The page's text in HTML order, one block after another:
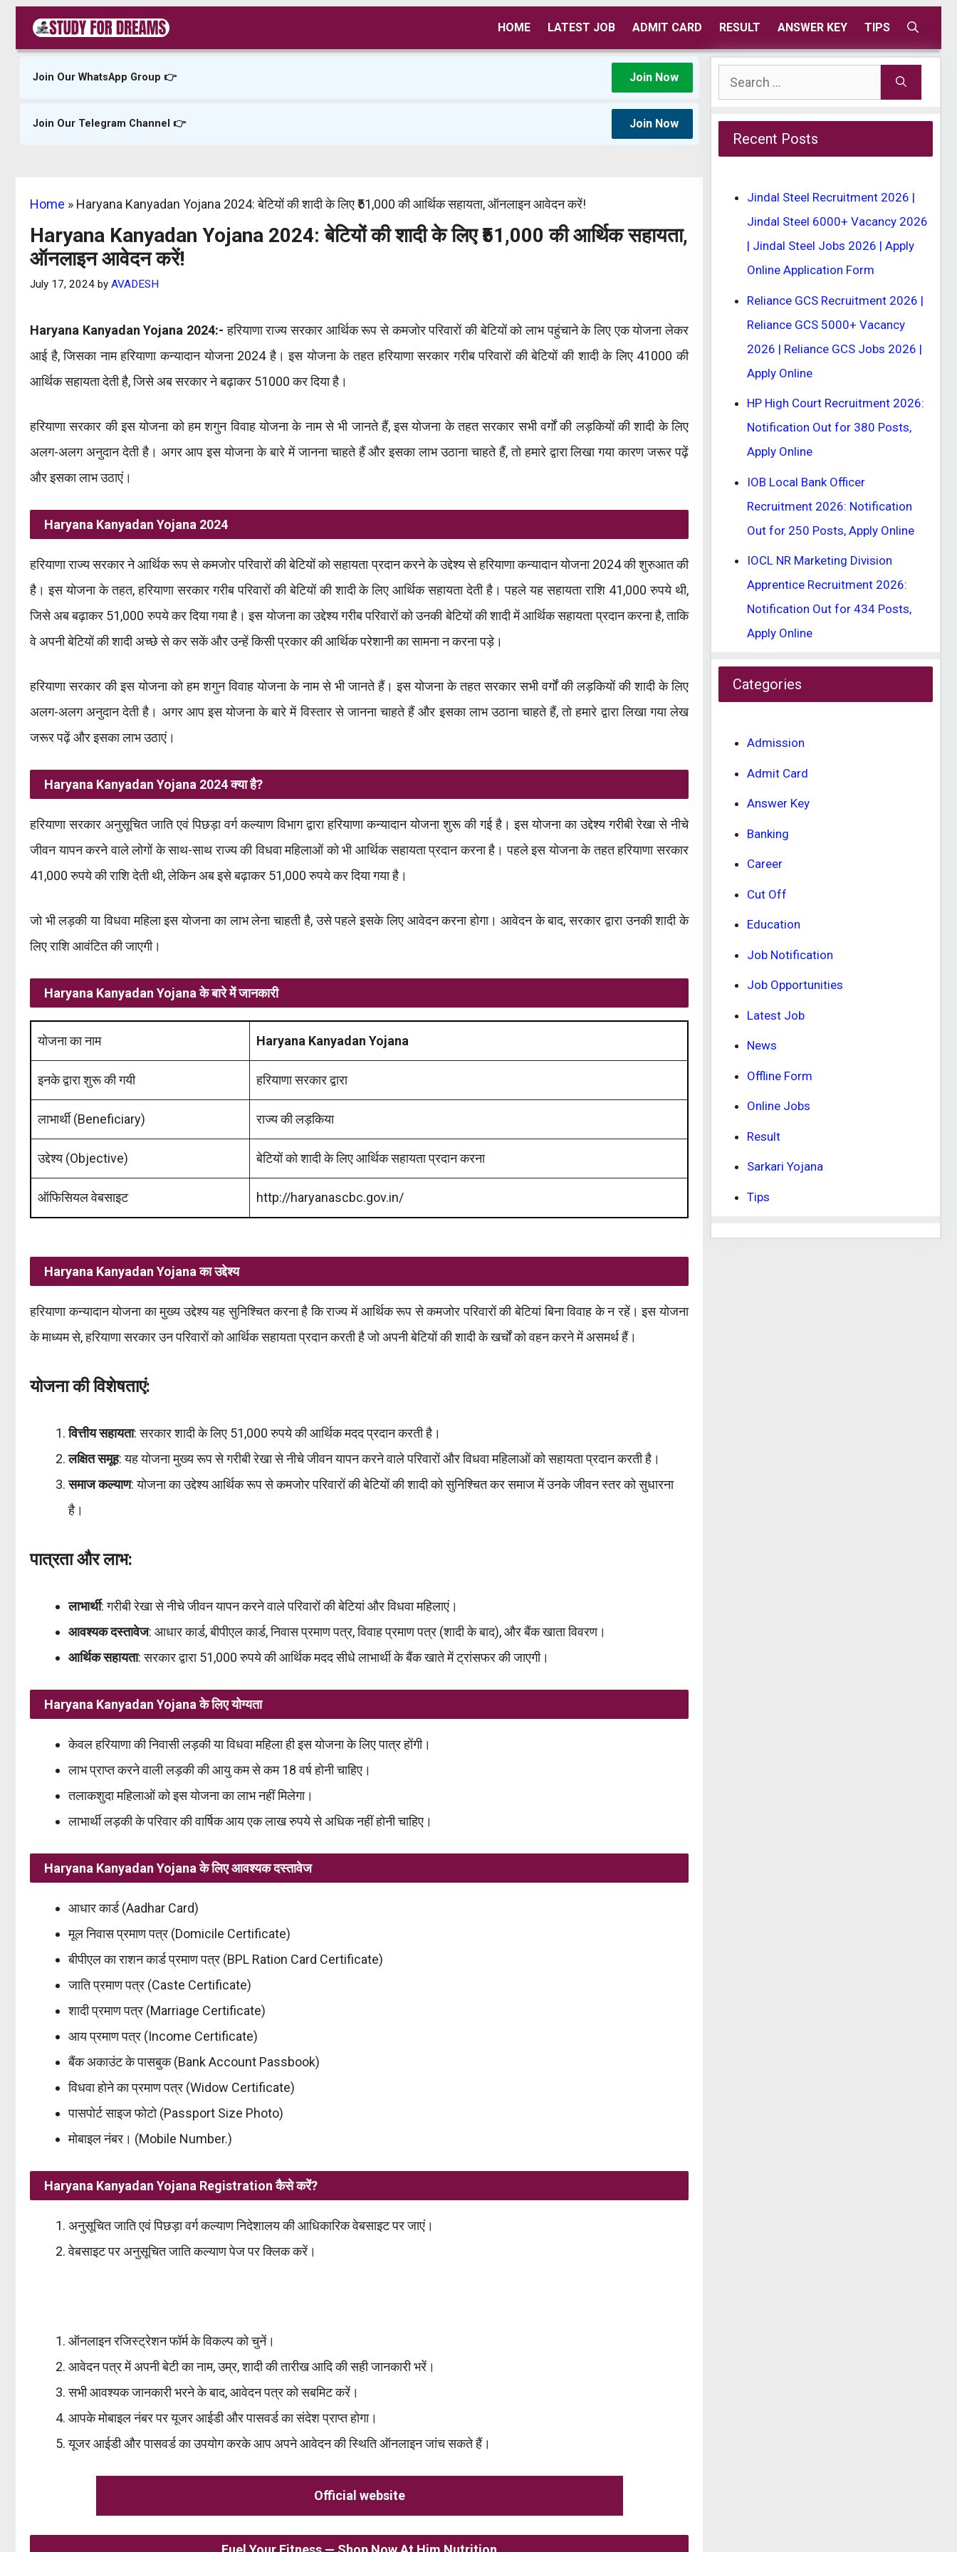
content
HOME LATEST JOB ADMIT CARD RESULT ANSWER KEY TIPS
Join Our WhatsApp Group 👉 Join Now
Join Our Telegram Channel 👉 Join Now
Home » Haryana Kanyadan Yojana 2024: बेटियों की शादी के लिए ₹51,000 की आर्थिक सहायता, ऑनलाइन आवेदन करें!
Haryana Kanyadan Yojana 2024: बेटियों की शादी के लिए ₹51,000 की आर्थिक सहायता,
ऑनलाइन आवेदन करें!
July 17, 2024 by AVADESH
Haryana Kanyadan Yojana 2024:-हरियाणा राज्य सरकार आर्थिक रूप से कमजोर परिवारों की बेटियों को लाभ पहुंचाने के लिए एक योजना लेकर
आई है, जिसका नाम हरियाणा कन्यादान योजना 2024 है। इस योजना के तहत हरियाणा सरकार गरीब परिवारों की बेटियों की शादी के लिए 41000 की
आर्थिक सहायता देती है, जिसे अब सरकार ने बढ़ाकर 51000 कर दिया है।
हरियाणा सरकार की इस योजना को हम शगुन विवाह योजना के नाम से भी जानते हैं, इस योजना के तहत सरकार सभी वर्गों की लड़कियों की शादी के लिए
अलग-अलग अनुदान देती है। अगर आप इस योजना के बारे में जानना चाहते हैं और इसका लाभ उठाना चाहते हैं, तो हमारे द्वारा लिखा गया कारण जरूर पढ़ें
और इसका लाभ उठाएं।
Haryana Kanyadan Yojana 2024
हरियाणा राज्य सरकार ने आर्थिक रूप से कमजोर परिवारों की बेटियों को सहायता प्रदान करने के उद्देश्य से हरियाणा कन्यादान योजना 2024 की शुरुआत की
है। इस योजना के तहत, हरियाणा सरकार गरीब परिवारों की बेटियों की शादी के लिए आर्थिक सहायता देती है। पहले यह सहायता राशि 41,000 रुपये थी,
जिसे अब बढ़ाकर 51,000 रुपये कर दिया गया है। इस योजना का उद्देश्य गरीब परिवारों को उनकी बेटियों की शादी में आर्थिक सहायता प्रदान करना है, ताकि
वे अपनी बेटियों की शादी अच्छे से कर सकें और उन्हें किसी प्रकार की आर्थिक परेशानी का सामना न करना पड़े।
हरियाणा सरकार की इस योजना को हम शगुन विवाह योजना के नाम से भी जानते हैं। इस योजना के तहत सरकार सभी वर्गों की लड़कियों की शादी के लिए
अलग-अलग अनुदान देती है। अगर आप इस योजना के बारे में विस्तार से जानना चाहते हैं और इसका लाभ उठाना चाहते हैं, तो हमारे द्वारा लिखा गया लेख
जरूर पढ़ें और इसका लाभ उठाएं।
Haryana Kanyadan Yojana 2024 क्या है?
हरियाणा सरकार अनुसूचित जाति एवं पिछड़ा वर्ग कल्याण विभाग द्वारा हरियाणा कन्यादान योजना शुरू की गई है। इस योजना का उद्देश्य गरीबी रेखा से नीचे
जीवन यापन करने वाले लोगों के साथ-साथ राज्य की विधवा महिलाओं को भी आर्थिक सहायता प्रदान करना है। पहले इस योजना के तहत हरियाणा सरकार
41,000 रुपये की राशि देती थी, लेकिन अब इसे बढ़ाकर 51,000 रुपये कर दिया गया है।
जो भी लड़की या विधवा महिला इस योजना का लाभ लेना चाहती है, उसे पहले इसके लिए आवेदन करना होगा। आवेदन के बाद, सरकार द्वारा उनकी शादी के
लिए राशि आवंटित की जाएगी।
Haryana Kanyadan Yojana के बारे में जानकारी
योजना का नाम Haryana Kanyadan Yojana
इनके द्वारा शुरू की गयी हरियाणा सरकार द्वारा
लाभार्थी (Beneficiary) राज्य की लड़किया
उद्देश्य (Objective) बेटियों को शादी के लिए आर्थिक सहायता प्रदान करना
ऑफिसियल वेबसाइट http://haryanascbc.gov.in/
Haryana Kanyadan Yojana का उद्देश्य
हरियाणा कन्यादान योजना का मुख्य उद्देश्य यह सुनिश्चित करना है कि राज्य में आर्थिक रूप से कमजोर परिवारों की बेटियां बिना विवाह के न रहें। इस योजना
के माध्यम से, हरियाणा सरकार उन परिवारों को आर्थिक सहायता प्रदान करती है जो अपनी बेटियों की शादी के खर्चों को वहन करने में असमर्थ हैं।
योजना की विशेषताएं:
वित्तीय सहायता: सरकार शादी के लिए 51,000 रुपये की आर्थिक मदद प्रदान करती है।
लक्षित समूह: यह योजना मुख्य रूप से गरीबी रेखा से नीचे जीवन यापन करने वाले परिवारों और विधवा महिलाओं को सहायता प्रदान करती है।
समाज कल्याण: योजना का उद्देश्य आर्थिक रूप से कमजोर परिवारों की बेटियों की शादी को सुनिश्चित कर समाज में उनके जीवन स्तर को सुधारना
है।
पात्रता और लाभ:
लाभार्थी: गरीबी रेखा से नीचे जीवन यापन करने वाले परिवारों की बेटियां और विधवा महिलाएं।
आवश्यक दस्तावेज: आधार कार्ड, बीपीएल कार्ड, निवास प्रमाण पत्र, विवाह प्रमाण पत्र (शादी के बाद), और बैंक खाता विवरण।
आर्थिक सहायता: सरकार द्वारा 51,000 रुपये की आर्थिक मदद सीधे लाभार्थी के बैंक खाते में ट्रांसफर की जाएगी।
Haryana Kanyadan Yojana के लिए योग्यता
केवल हरियाणा की निवासी लड़की या विधवा महिला ही इस योजना के लिए पात्र होंगी।
लाभ प्राप्त करने वाली लड़की की आयु कम से कम 18 वर्ष होनी चाहिए।
तलाकशुदा महिलाओं को इस योजना का लाभ नहीं मिलेगा।
लाभार्थी लड़की के परिवार की वार्षिक आय एक लाख रुपये से अधिक नहीं होनी चाहिए।
Haryana Kanyadan Yojana के लिए आवश्यक दस्तावेज
आधार कार्ड (Aadhar Card)
मूल निवास प्रमाण पत्र (Domicile Certificate)
बीपीएल का राशन कार्ड प्रमाण पत्र (BPL Ration Card Certificate)
जाति प्रमाण पत्र (Caste Certificate)
शादी प्रमाण पत्र (Marriage Certificate)
आय प्रमाण पत्र (Income Certificate)
बैंक अकाउंट के पासबुक (Bank Account Passbook)
विधवा होने का प्रमाण पत्र (Widow Certificate)
पासपोर्ट साइज फोटो (Passport Size Photo)
मोबाइल नंबर। (Mobile Number.)
Haryana Kanyadan Yojana Registration कैसे करें?
अनुसूचित जाति एवं पिछड़ा वर्ग कल्याण निदेशालय की आधिकारिक वेबसाइट पर जाएं।
वेबसाइट पर अनुसूचित जाति कल्याण पेज पर क्लिक करें।
ऑनलाइन रजिस्ट्रेशन फॉर्म के विकल्प को चुनें।
आवेदन पत्र में अपनी बेटी का नाम, उम्र, शादी की तारीख आदि की सही जानकारी भरें।
सभी आवश्यक जानकारी भरने के बाद, आवेदन पत्र को सबमिट करें।
आपके मोबाइल नंबर पर यूजर आईडी और पासवर्ड का संदेश प्राप्त होगा।
यूजर आईडी और पासवर्ड का उपयोग करके आप अपने आवेदन की स्थिति ऑनलाइन जांच सकते हैं।
Official website
Search
for:
Recent Posts
Jindal Steel Recruitment 2026 |
Jindal Steel 6000+ Vacancy 2026
| Jindal Steel Jobs 2026 | Apply
Online Application Form
Reliance GCS Recruitment 2026 |
Reliance GCS 5000+ Vacancy
2026 | Reliance GCS Jobs 2026 |
Apply Online
HP High Court Recruitment 2026:
Notification Out for 380 Posts,
Apply Online
IOB Local Bank Officer
Recruitment 2026: Notification
Out for 250 Posts, Apply Online
IOCL NR Marketing Division
Apprentice Recruitment 2026:
Notification Out for 434 Posts,
Apply Online
Categories
Admission
Admit Card
Answer Key
Banking
Career
Cut Off
Education
Job Notification
Job Opportunities
Latest Job
News
Offline Form
Online Jobs
Result
Sarkari Yojana
Tips